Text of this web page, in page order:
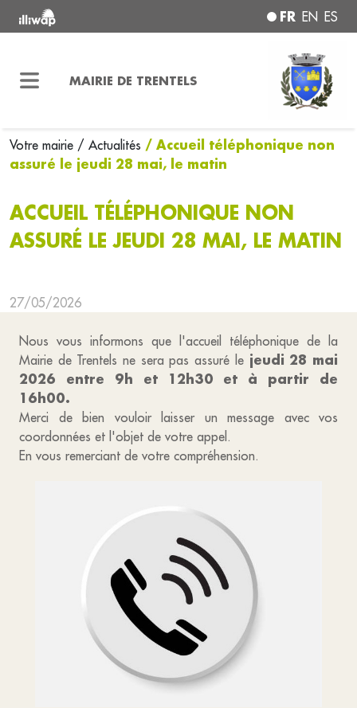
FR EN ES
MAIRIE DE TRENTELS
Votre mairie / Actualités / Accueil téléphonique non
assuré le jeudi 28 mai, le matin
ACCUEIL TÉLÉPHONIQUE NON
ASSURÉ LE JEUDI 28 MAI, LE MATIN
27/05/2026
Nous vous informons que l'accueil téléphonique de la
Mairie de Trentels ne sera pas assuré le jeudi 28 mai
2026 entre 9h et 12h30 et à partir de
16h00.
Merci de bien vouloir laisser un message avec vos
coordonnées et l'objet de votre appel.
En vous remerciant de votre compréhension.